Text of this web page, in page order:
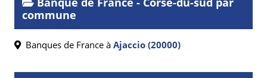
commune
Banques de France à Ajaccio (20000)